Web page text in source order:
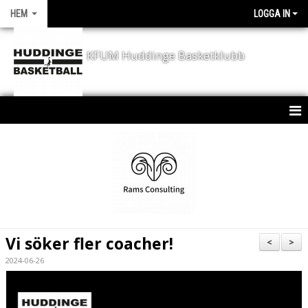
HEM LOGGA IN
KFUM Huddinge Basketklubb
KALENDER
>
<
Vi söker fler coacher!
2024-06-26